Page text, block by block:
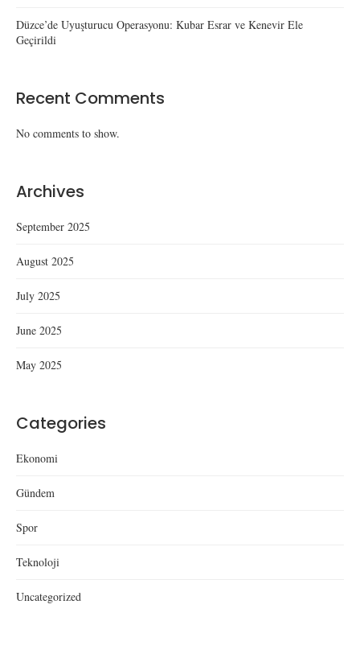
Düzce’de Uyuşturucu Operasyonu: Kubar Esrar ve Kenevir Ele
Geçirildi
Recent Comments
No comments to show.
Archives
September 2025
August 2025
July 2025
June 2025
May 2025
Categories
Ekonomi
Gündem
Spor
Teknoloji
Uncategorized